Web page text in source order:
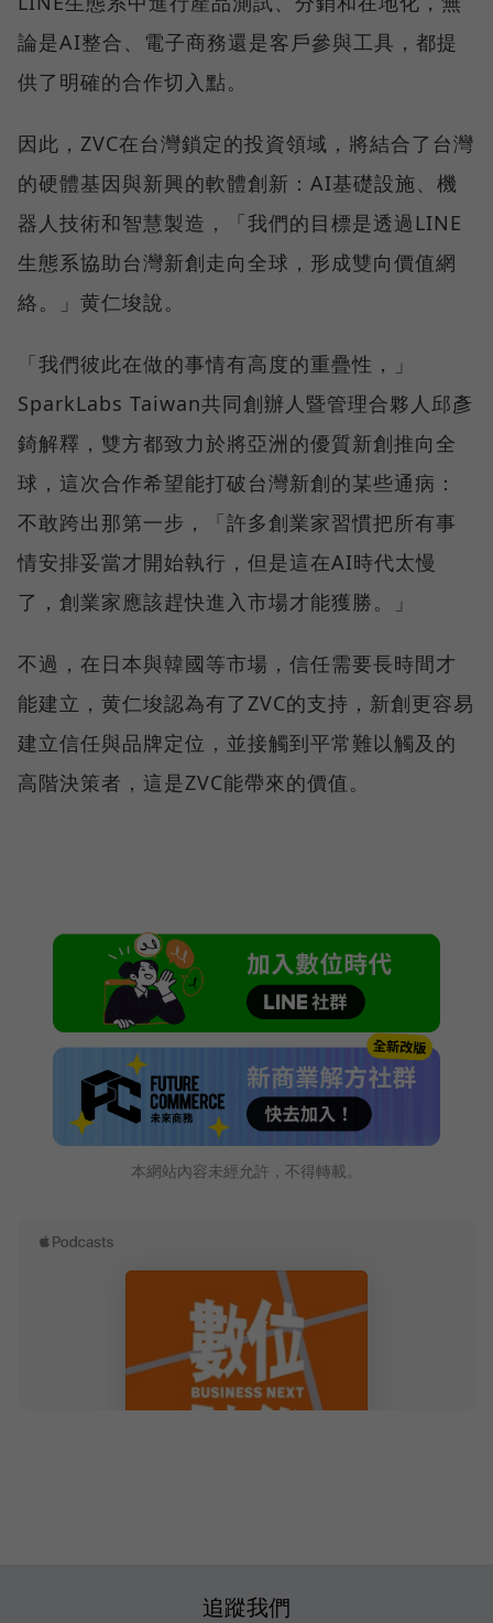
論是AI整合、電子商務還是客戶參與工具，都提
供了明確的合作切入點。
因此，ZVC在台灣鎖定的投資領域，將結合了台灣
的硬體基因與新興的軟體創新：AI基礎設施、機
器人技術和智慧製造，「我們的目標是透過LINE
生態系協助台灣新創走向全球，形成雙向價值網
絡。」黄仁埈說。
「我們彼此在做的事情有高度的重疊性，」
SparkLabs Taiwan共同創辦人暨管理合夥人邱彥
錡解釋，雙方都致力於將亞洲的優質新創推向全
球，這次合作希望能打破台灣新創的某些通病：
不敢跨出那第一步，「許多創業家習慣把所有事
情安排妥當才開始執行，但是這在AI時代太慢
了，創業家應該趕快進入市場才能獲勝。」
不過，在日本與韓國等市場，信任需要長時間才
能建立，黄仁埈認為有了ZVC的支持，新創更容易
建立信任與品牌定位，並接觸到平常難以觸及的
高階決策者，這是ZVC能帶來的價值。
本網站內容未經允許，不得轉載。
追蹤我們